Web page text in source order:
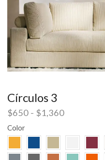
Círculos 3
$650 - $1,360
Color